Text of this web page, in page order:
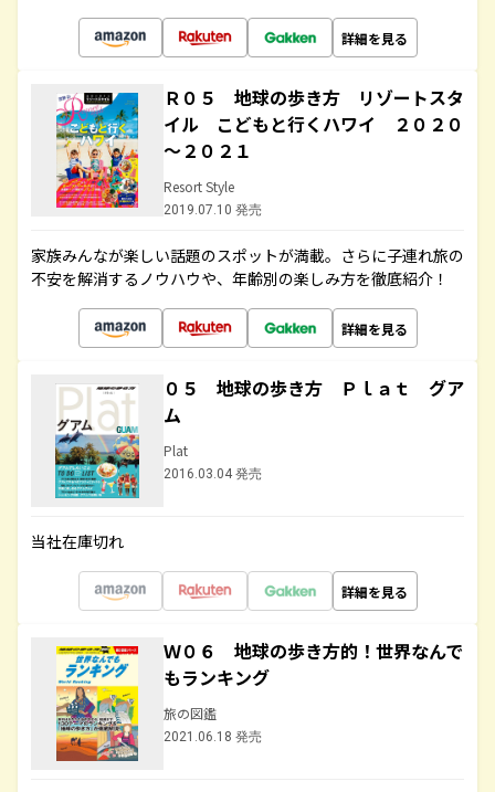
詳細を見る
Ｒ０５ 地球の歩き方 リゾートスタ
イル こどもと行くハワイ ２０２０
～２０２１
Resort Style
2019.07.10 発売
家族みんなが楽しい話題のスポットが満載。さらに子連れ旅の
不安を解消するノウハウや、年齢別の楽しみ方を徹底紹介！
詳細を見る
０５ 地球の歩き方 Ｐｌａｔ グア
ム
Plat
2016.03.04 発売
当社在庫切れ
詳細を見る
Ｗ０６ 地球の歩き方的！世界なんで
もランキング
旅の図鑑
2021.06.18 発売